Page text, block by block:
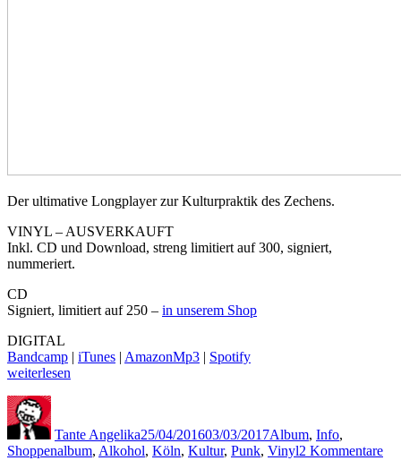
Der ultimative Longplayer zur Kulturpraktik des Zechens.
VINYL – AUSVERKAUFT
Inkl. CD und Download, streng limitiert auf 300, signiert,
nummeriert.
CD
Signiert, limitiert auf 250 – in unserem Shop
DIGITAL
Bandcamp | iTunes | AmazonMp3 | Spotify
„ALKOHOL
das
Album“
weiterlesen
Autor
Tante Angelika25/04/201603/03/2017Album, Info,
ShoppenSchlagwörter
album, Alkohol, Köln, Kultur, Punk, Vinyl2 Kommentarezu